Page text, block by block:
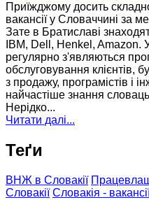
Приїжджому досить
вакансії у Словаччині за
Зате в Братиславі
IBM, Dell, Henkel, Amazon.
регулярно з'являються
обслуговування клієнтів,
з продажу, програмістів і
найчастіше знання
Нерідко...
Читати далі...
Теґи
ВНЖ в Словакії
Словакії Словакія -